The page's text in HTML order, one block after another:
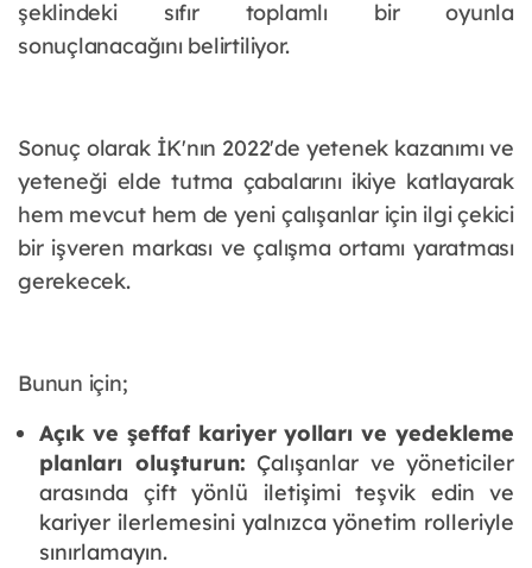
şeklindeki sıfır toplamlı bir oyunla
sonuçlanacağını belirtiliyor.
Sonuç olarak İK'nın 2022'de yetenek kazanımı ve
yeteneği elde tutma çabalarını ikiye katlayarak
hem mevcut hem de yeni çalışanlar için ilgi çekici
bir işveren markası ve çalışma ortamı yaratması
gerekecek.
Bunun için;
Açık ve şeffaf kariyer yolları ve yedekleme
planları oluşturun: Çalışanlar ve yöneticiler
arasında çift yönlü iletişimi teşvik edin ve
kariyer ilerlemesini yalnızca yönetim rolleriyle
sınırlamayın.